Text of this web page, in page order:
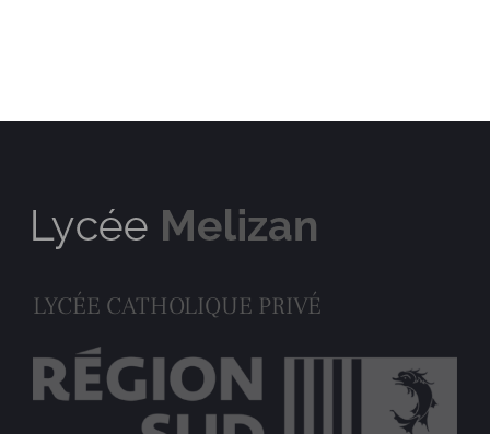
LYCÉE CATHOLIQUE PRIVÉ